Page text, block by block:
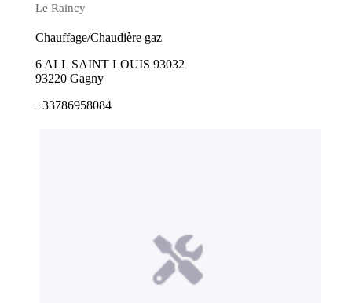
Le Raincy
Chauffage/Chaudière gaz
6 ALL SAINT LOUIS 93032
93220 Gagny
+33786958084